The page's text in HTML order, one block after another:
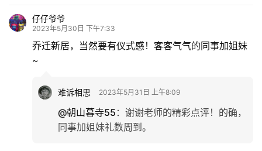
仔仔爷爷
2023年5月30日 下午7:33
乔迁新居，当然要有仪式感！客客气气的同事加姐妹
~
难诉相思 2023年5月31日 上午8:09
@朝山暮寺55 ： 谢谢老师的精彩点评！的确，
同事加姐妹礼数周到。